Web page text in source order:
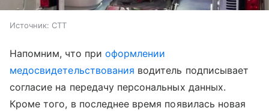
Источник: СТТ
Напомним, что при оформлении
медосвидетельствования водитель подписывает
согласие на передачу персональных данных.
Кроме того, в последнее время появилась новая